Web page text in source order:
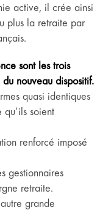
active, il crée ainsi
plus la retraite par
sont les trois
nouveau dispositif.
quasi identiques
soient
renforcé imposé
gestionnaires
retraite.
grande